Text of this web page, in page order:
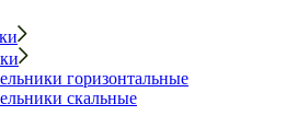
горизонтальные
скальные